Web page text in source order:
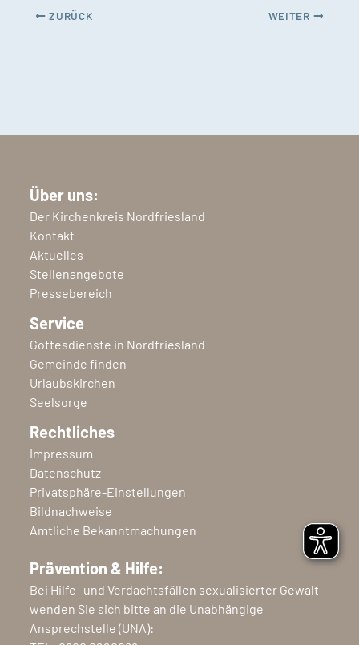
ZURÜCK WEITER
Über uns:
Der Kirchenkreis Nordfriesland
Kontakt
Aktuelles
Stellenangebote
Pressebereich
Service
Gottesdienste in Nordfriesland
Gemeinde finden
Urlaubskirchen
Seelsorge
Rechtliches
Impressum
Datenschutz
Privatsphäre-Einstellungen
Bildnachweise
Amtliche Bekanntmachungen
Prävention & Hilfe:
Bei Hilfe- und Verdachtsfällen sexualisierter Gewalt
wenden Sie sich bitte an die Unabhängige
Ansprechstelle (UNA):